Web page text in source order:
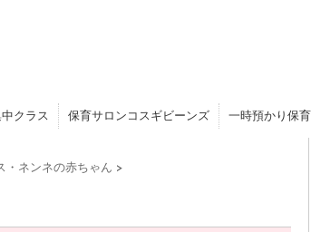
クラス 保育サロンコスギビーンズ 一時預かり保育
・ネンネの赤ちゃん >